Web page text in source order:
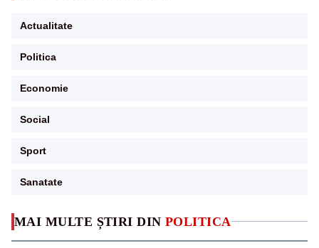
MAI MULTE ȘTIRI DIN POLITICA
Actualitate
Politica
Economie
Social
Sport
Sanatate